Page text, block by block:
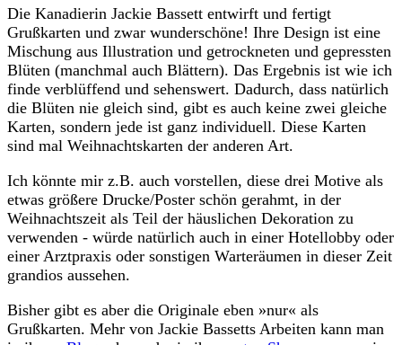
Die Kanadierin Jackie Bassett entwirft und fertigt
Grußkarten und zwar wunderschöne! Ihre Design ist eine
Mischung aus Illustration und getrockneten und gepressten
Blüten (manchmal auch Blättern). Das Ergebnis ist wie ich
finde verblüffend und sehenswert. Dadurch, dass natürlich
die Blüten nie gleich sind, gibt es auch keine zwei gleiche
Karten, sondern jede ist ganz individuell. Diese Karten
sind mal Weihnachtskarten der anderen Art.
Ich könnte mir z.B. auch vorstellen, diese drei Motive als
etwas größere Drucke/Poster schön gerahmt, in der
Weihnachtszeit als Teil der häuslichen Dekoration zu
verwenden - würde natürlich auch in einer Hotellobby oder
einer Arztpraxis oder sonstigen Warteräumen in dieser Zeit
grandios aussehen.
Bisher gibt es aber die Originale eben »nur« als
Grußkarten. Mehr von Jackie Bassetts Arbeiten kann man